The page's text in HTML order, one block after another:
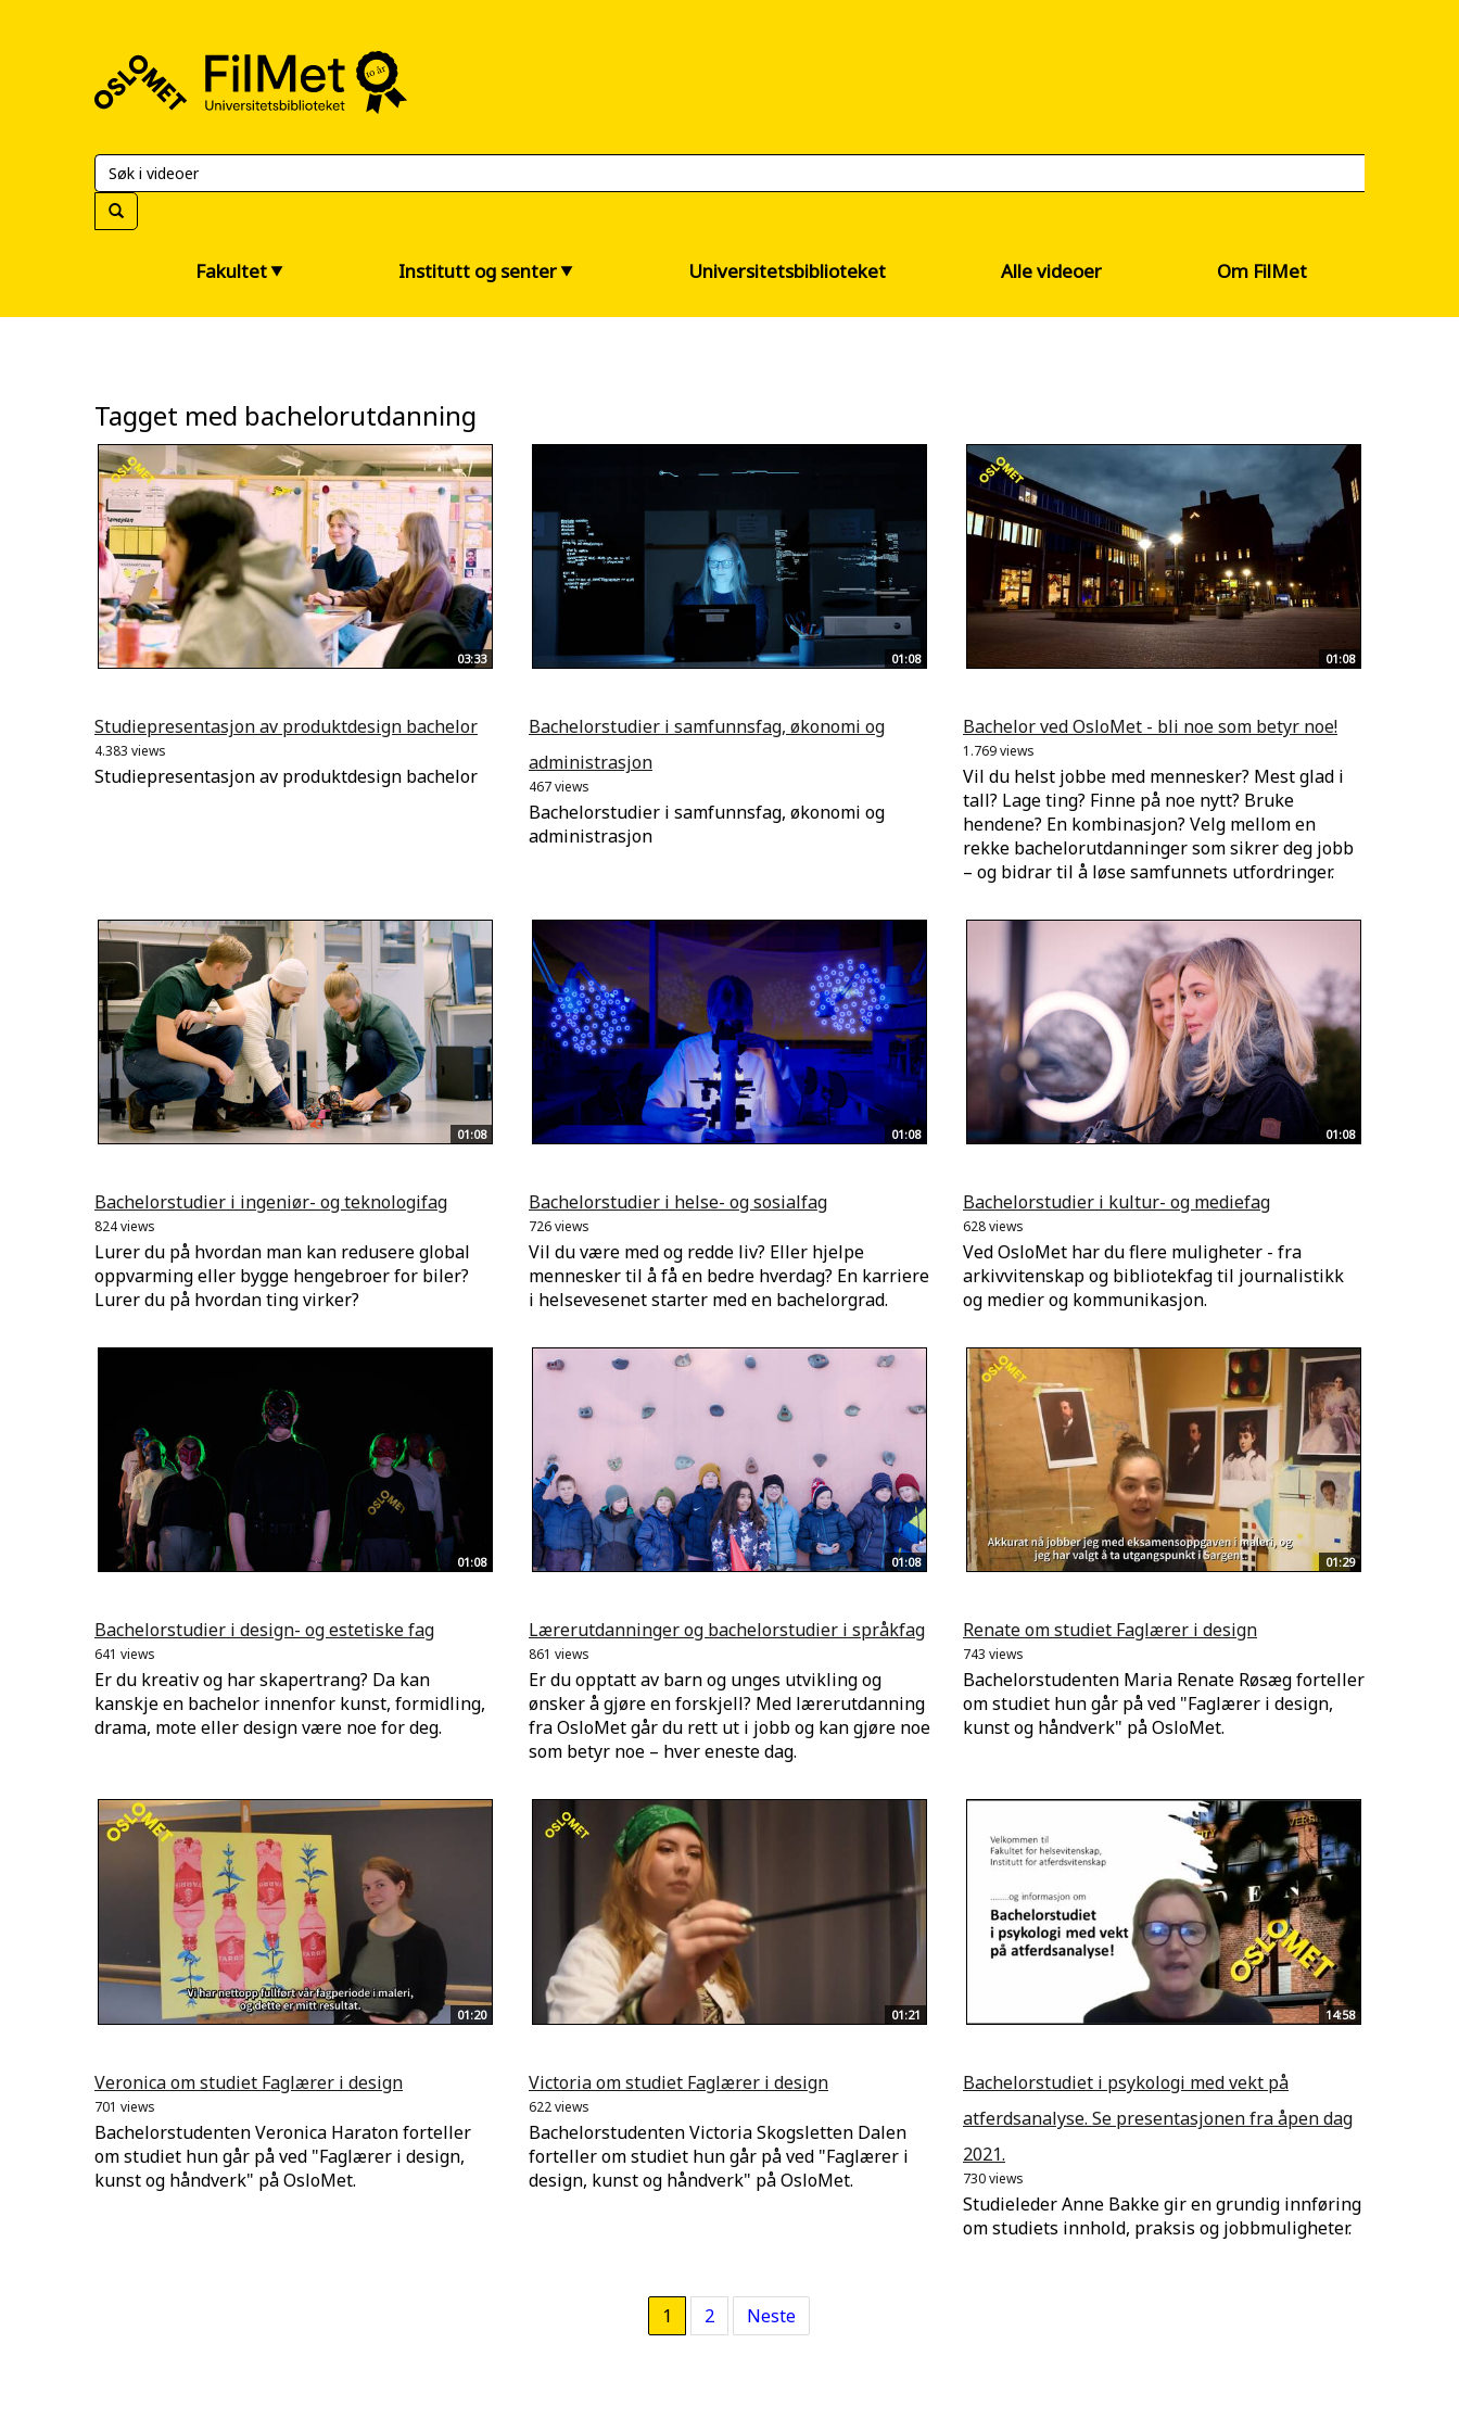
Universitetsbiblioteket
Fakultet Institutt og senter Universitetsbiblioteket Alle videoer Om FilMet
Tagget med bachelorutdanning
03:33
Studiepresentasjon av produktdesign bachelor
4.383 views
Studiepresentasjon av produktdesign bachelor
01:08
Bachelorstudier i samfunnsfag, økonomi og
administrasjon
467 views
Bachelorstudier i samfunnsfag, økonomi og
administrasjon
01:08
Bachelor ved OsloMet - bli noe som betyr noe!
1.769 views
Vil du helst jobbe med mennesker? Mest glad i
tall? Lage ting? Finne på noe nytt? Bruke
hendene? En kombinasjon? Velg mellom en
rekke bachelorutdanninger som sikrer deg jobb
– og bidrar til å løse samfunnets utfordringer.
01:08
Bachelorstudier i ingeniør- og teknologifag
824 views
Lurer du på hvordan man kan redusere global
oppvarming eller bygge hengebroer for biler?
Lurer du på hvordan ting virker?
01:08
Bachelorstudier i helse- og sosialfag
726 views
Vil du være med og redde liv? Eller hjelpe
mennesker til å få en bedre hverdag? En karriere
i helsevesenet starter med en bachelorgrad.
01:08
Bachelorstudier i kultur- og mediefag
628 views
Ved OsloMet har du flere muligheter - fra
arkivvitenskap og bibliotekfag til journalistikk
og medier og kommunikasjon.
01:08
Bachelorstudier i design- og estetiske fag
641 views
Er du kreativ og har skapertrang? Da kan
kanskje en bachelor innenfor kunst, formidling,
drama, mote eller design være noe for deg.
01:08
Lærerutdanninger og bachelorstudier i språkfag
861 views
Er du opptatt av barn og unges utvikling og
ønsker å gjøre en forskjell? Med lærerutdanning
fra OsloMet går du rett ut i jobb og kan gjøre noe
som betyr noe – hver eneste dag.
01:29
Renate om studiet Faglærer i design
743 views
Bachelorstudenten Maria Renate Røsæg forteller
om studiet hun går på ved "Faglærer i design,
kunst og håndverk" på OsloMet.
01:20
Veronica om studiet Faglærer i design
701 views
Bachelorstudenten Veronica Haraton forteller
om studiet hun går på ved "Faglærer i design,
kunst og håndverk" på OsloMet.
01:21
Victoria om studiet Faglærer i design
622 views
Bachelorstudenten Victoria Skogsletten Dalen
forteller om studiet hun går på ved "Faglærer i
design, kunst og håndverk" på OsloMet.
14:58
Bachelorstudiet i psykologi med vekt på
atferdsanalyse. Se presentasjonen fra åpen dag
2021.
730 views
Studieleder Anne Bakke gir en grundig innføring
om studiets innhold, praksis og jobbmuligheter.
1 2 Neste